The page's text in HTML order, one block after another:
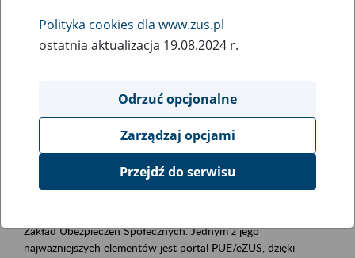
Rodzaj wydarzenia
Szkolenia
obsługa klientów
Event description
Platforma Usług Elektronicznych ZUS eZUS
Zakład Ubezpieczeń Społecznych. Jednym z jego
najważniejszych elementów jest portal PUE/eZUS, dzięki
Polityka cookies dla www.zus.pl
ostatnia aktualizacja 19.08.2024 r.
Odrzuć opcjonalne
Zarządzaj opcjami
Przejdź do serwisu